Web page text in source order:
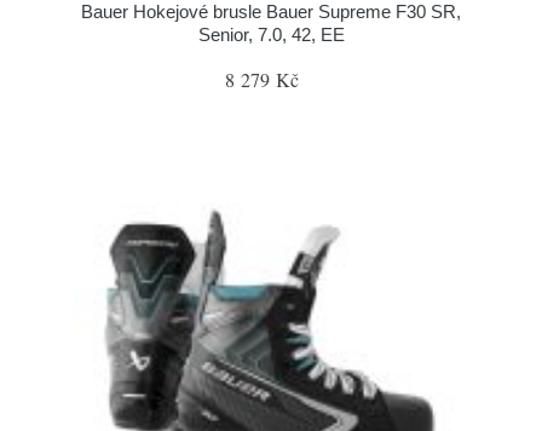
Bauer Hokejové brusle Bauer Supreme F30 SR,
Senior, 7.0, 42, EE
8 279 Kč